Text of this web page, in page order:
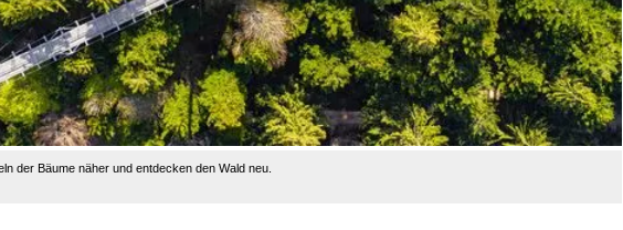
der Bäume näher und entdecken den Wald neu.